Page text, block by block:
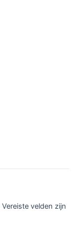
Vereiste velden zijn